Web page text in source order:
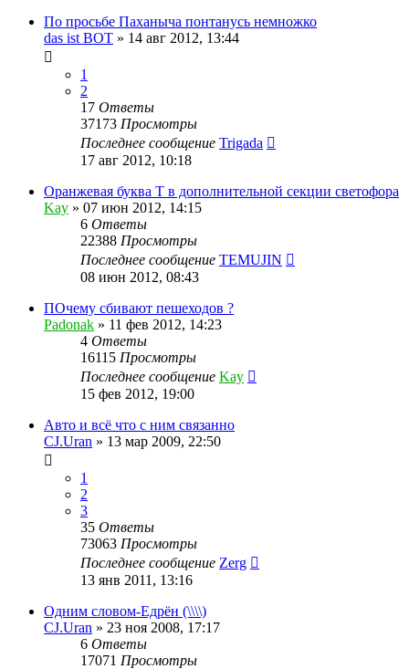
По просьбе Паханыча понтанусь немножко
das ist BOT » 14 авг 2012, 13:44
1
2
17 Ответы
37173 Просмотры
Последнее сообщение Trigada
17 авг 2012, 10:18
Оранжевая буква Т в дополнительной секции светофора
Kay » 07 июн 2012, 14:15
6 Ответы
22388 Просмотры
Последнее сообщение TEMUJIN
08 июн 2012, 08:43
ПОчему сбивают пешеходов ?
Padonak » 11 фев 2012, 14:23
4 Ответы
16115 Просмотры
Последнее сообщение Kay
15 фев 2012, 19:00
Авто и всё что с ним связанно
CJ.Uran » 13 мар 2009, 22:50
1
2
3
35 Ответы
73063 Просмотры
Последнее сообщение Zerg
13 янв 2011, 13:16
Одним словом-Едрён (\\\\)
CJ.Uran » 23 ноя 2008, 17:17
6 Ответы
17071 Просмотры